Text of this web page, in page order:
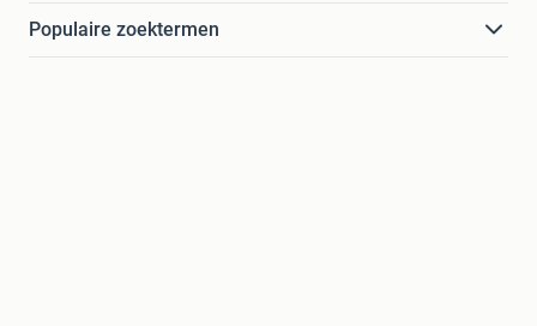
Populaire zoektermen